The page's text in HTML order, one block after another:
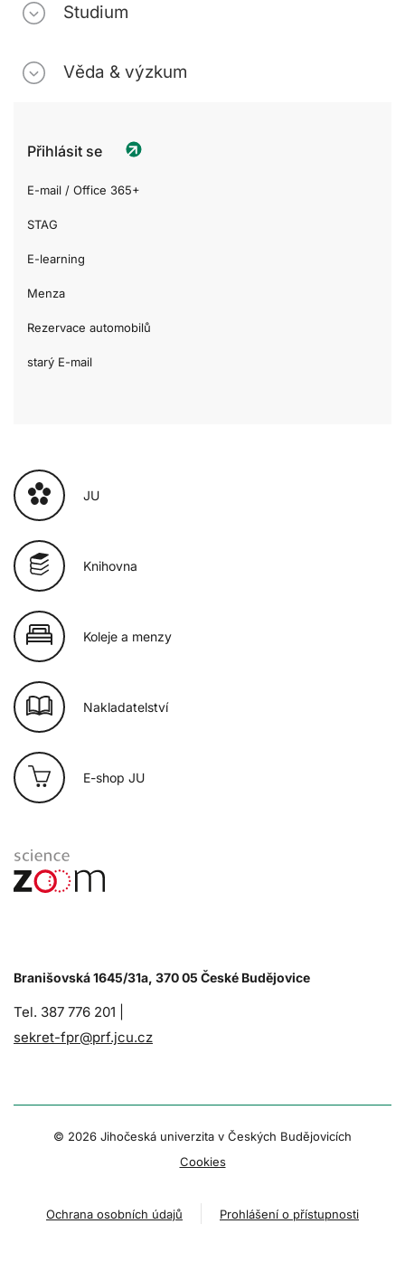
Studium
Věda & výzkum
Přihlásit se
E-mail / Office 365+
STAG
E-learning
Menza
Rezervace automobilů
starý E-mail
JU
Knihovna
Koleje a menzy
Nakladatelství
E-shop JU
Branišovská 1645/31a, 370 05 České Budějovice
Tel. 387 776 201 |
sekret-fpr@prf.jcu.cz
© 2026 Jihočeská univerzita v Českých Budějovicích
Cookies
Ochrana osobních údajů Prohlášení o přístupnosti